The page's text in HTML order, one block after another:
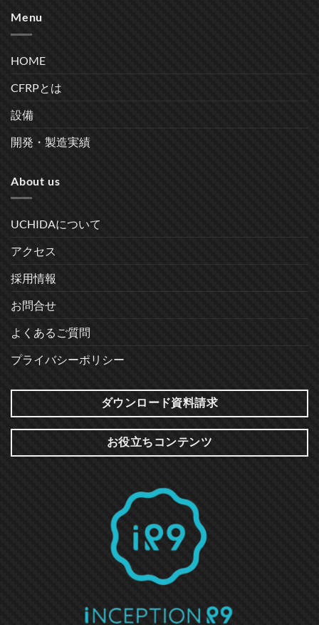
Menu
HOME
CFRPとは
設備
開発・製造実績
About us
UCHIDAについて
アクセス
採用情報
お問合せ
よくあるご質問
プライバシーポリシー
ダウンロード資料請求
お役立ちコンテンツ